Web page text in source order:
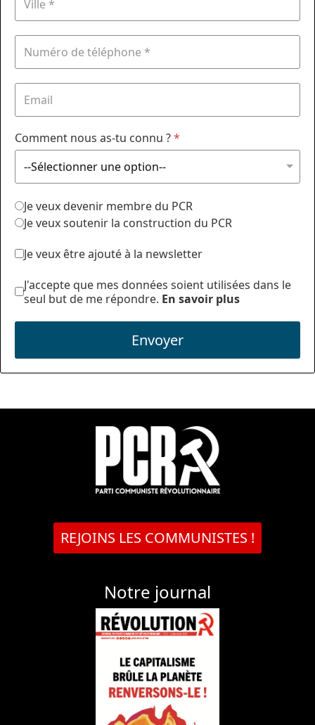
Comment nous as-tu connu ?*
Je veux devenir membre du PCR
Je veux soutenir la construction du PCR
Je veux être ajouté à la newsletter
J'accepte que mes données soient utilisées dans le
seul but de me répondre. En savoir plus
Envoyer
REJOINS LES COMMUNISTES !
Notre journal